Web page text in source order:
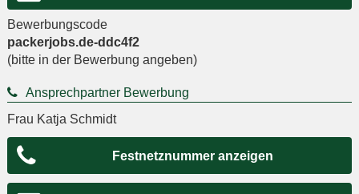
Bewerbungscode
packerjobs.de-ddc4f2
(bitte in der Bewerbung angeben)
Ansprechpartner Bewerbung
Frau Katja Schmidt
Festnetznummer anzeigen